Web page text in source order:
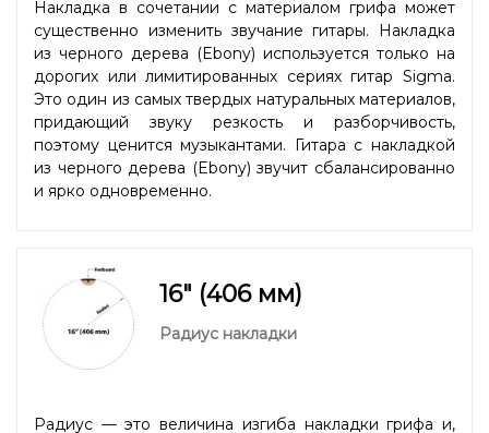
Накладка в сочетании с материалом грифа может
существенно изменить звучание гитары. Накладка
из черного дерева (Ebony) используется только на
дорогих или лимитированных сериях гитар Sigma.
Это один из самых твердых натуральных материалов,
придающий звуку резкость и разборчивость,
поэтому ценится музыкантами. Гитара с накладкой
из черного дерева (Ebony) звучит сбалансированно
и ярко одновременно.
16" (406 мм)
Радиус накладки
Радиус — это величина изгиба накладки грифа и,